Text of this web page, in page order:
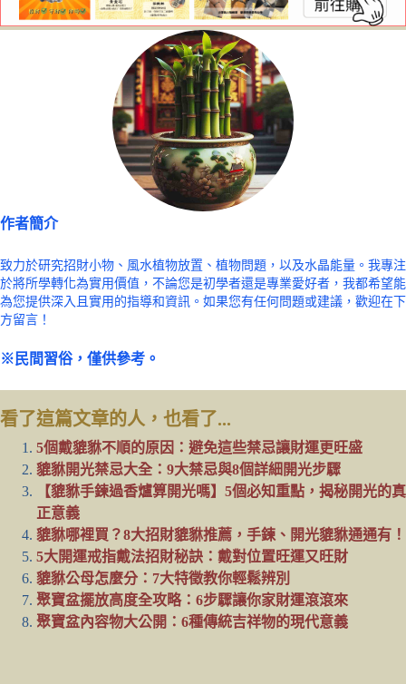
作者簡介
致力於研究招財小物、風水植物放置、植物問題，以及水晶能量。我專注
於將所學轉化為實用價值，不論您是初學者還是專業愛好者，我都希望能
為您提供深入且實用的指導和資訊。如果您有任何問題或建議，歡迎在下
方留言！
※民間習俗，僅供參考。
看了這篇文章的人，也看了...
5個戴貔貅不順的原因：避免這些禁忌讓財運更旺盛
貔貅開光禁忌大全：9大禁忌與8個詳細開光步驟
【貔貅手鍊過香爐算開光嗎】5個必知重點，揭秘開光的真
正意義
貔貅哪裡買？8大招財貔貅推薦，手鍊、開光貔貅通通有！
5大開運戒指戴法招財秘訣：戴對位置旺運又旺財
貔貅公母怎麼分：7大特徵教你輕鬆辨別
聚寶盆擺放高度全攻略：6步驟讓你家財運滾滾來
聚寶盆內容物大公開：6種傳統吉祥物的現代意義